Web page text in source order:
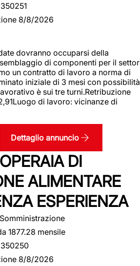
350251
8/8/2026
dovranno occuparsi della
di componenti per il
un contratto di lavoro a norma di
iniziale di 3 mesi con possibilità
è sui tre turni.Retribuzione
di lavoro: vicinanze di
Dettaglio annuncio
DI
ALIMENTARE
ESPERIENZA
Somministrazione
1877.28 mensile
350250
8/8/2026